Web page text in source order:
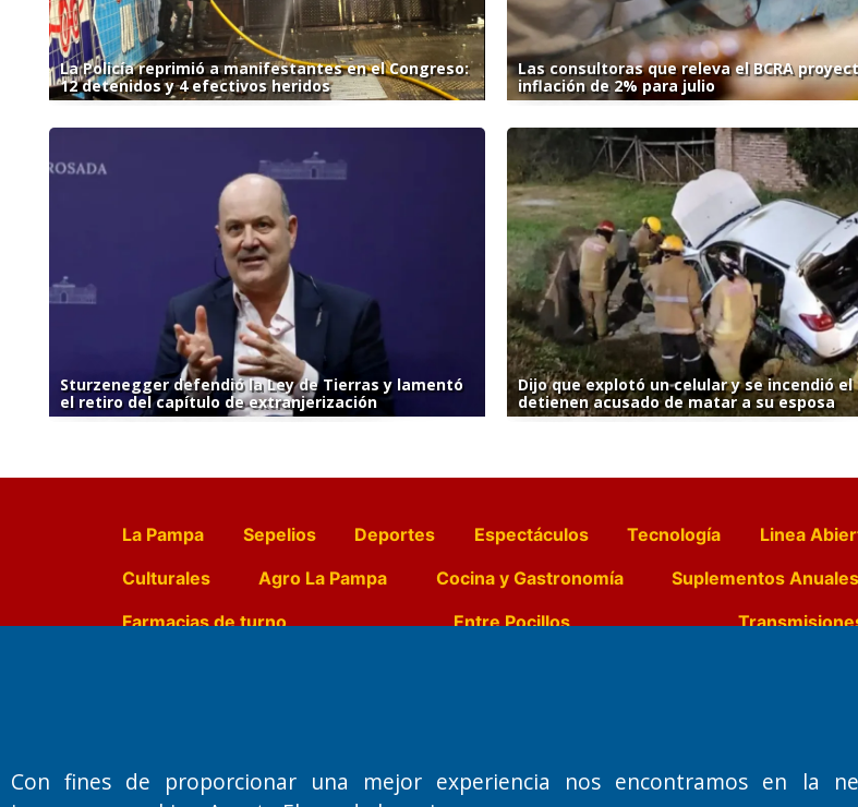
La Policía reprimió a manifestantes en el Congreso:
12 detenidos y 4 efectivos heridos
Las consultoras que releva el BCRA
inflación de 2% para julio
Sturzenegger defendió la Ley de Tierras y lamentó
el retiro del capítulo de extranjerización
Dijo que explotó un celular y se incendió
detienen acusado de matar a su esposa
La Pampa Sepelios Deportes Espectáculos Tecnología Linea
Culturales
Agro La Pampa Cocina y Gastronomía Suplementos Anuales
Farmacias de turno
Entre Pocillos
Primera edición: Domingo 3 de Mayo de 1992
Miembro de ADIRA,ADEPA y CPPAL
Santa Rosa, La Pampa.
Número de Registro DNDA:
Con fines de proporcionar una mejor experiencia nos encontramos en la